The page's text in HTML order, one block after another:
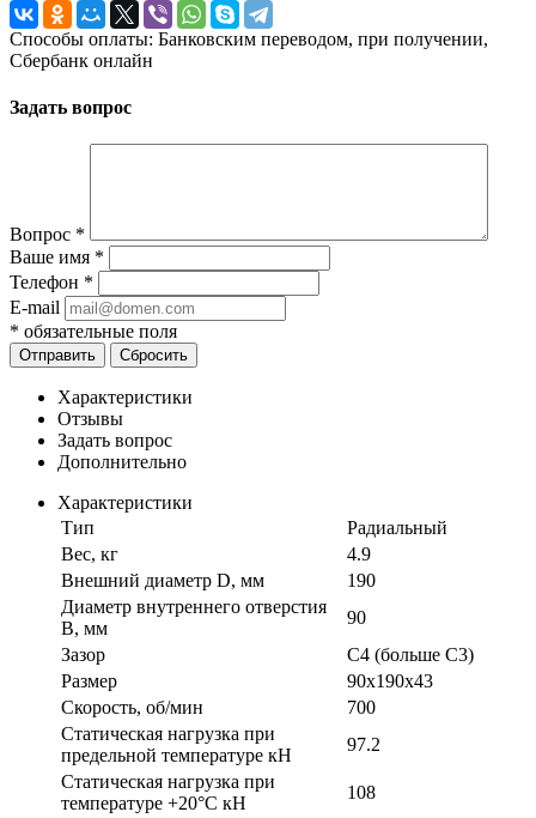
Способы оплаты: Банковским переводом, при получении,
Сбербанк онлайн
Задать вопрос
Вопрос *
Ваше имя *
Телефон *
E-mail
* обязательные поля
Отправить Сбросить
Характеристики
Отзывы
Задать вопрос
Дополнительно
Характеристики
Тип
Радиальный
Вес, кг
4.9
Внешний диаметр D, мм
190
Диаметр внутреннего отверстия
B, мм
90
Зазор
C4 (больше С3)
Размер
90x190x43
Скорость, об/мин
700
Статическая нагрузка при
предельной температуре кН
97.2
Статическая нагрузка при
температуре +20°С кН
108